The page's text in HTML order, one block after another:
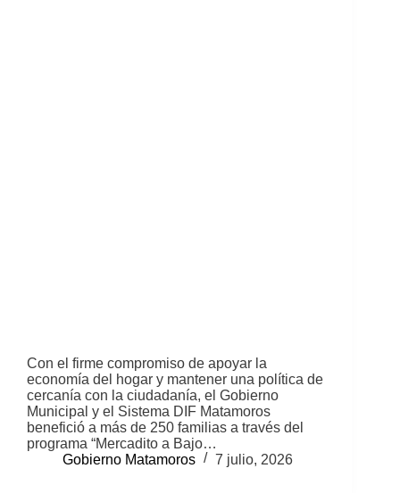
Con el firme compromiso de apoyar la
economía del hogar y mantener una política de
cercanía con la ciudadanía, el Gobierno
Municipal y el Sistema DIF Matamoros
benefició a más de 250 familias a través del
programa “Mercadito a Bajo…
Gobierno Matamoros
7 julio, 2026